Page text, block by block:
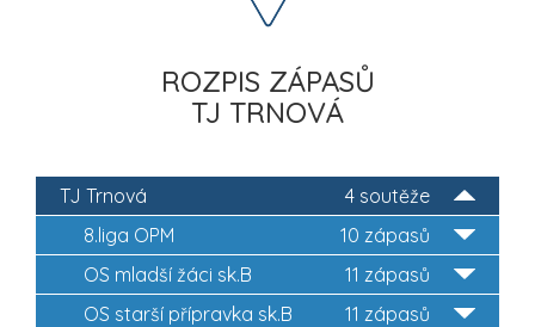
ROZPIS ZÁPASŮ
TJ TRNOVÁ
4 soutěže
TJ Trnová
10 zápasů
8.liga OPM
11 zápasů
OS mladší žáci sk.B
11 zápasů
OS starší přípravka sk.B